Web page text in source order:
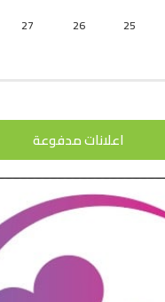
25
26
27
اعلانات مدفوعة